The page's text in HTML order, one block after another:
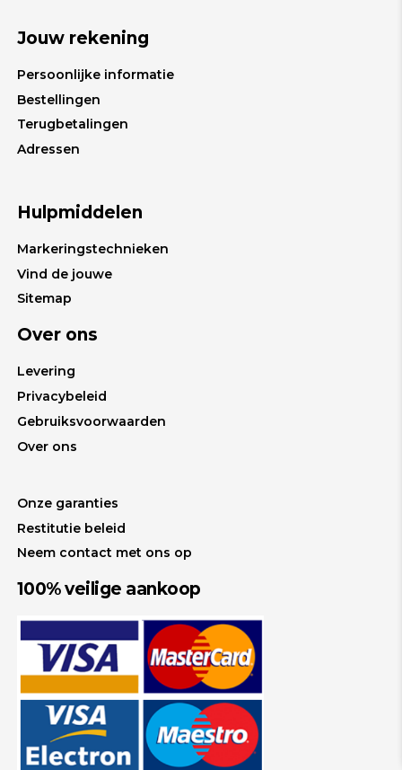
Jouw rekening
Persoonlijke informatie
Bestellingen
Terugbetalingen
Adressen
Hulpmiddelen
Markeringstechnieken
Vind de jouwe
Sitemap
Over ons
Levering
Privacybeleid
Gebruiksvoorwaarden
Over ons
Onze garanties
Restitutie beleid
Neem contact met ons op
100% veilige aankoop